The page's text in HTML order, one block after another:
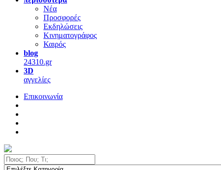
Νέα
Προσφορές
Εκδηλώσεις
Κινηματογράφος
Καιρός
blog
24310.gr
3D
αγγελίες
Επικοινωνία